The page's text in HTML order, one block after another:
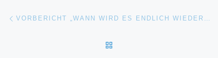
Beitragsnavigation VORBERICHT „WANN WIRD ES ENDLICH WIEDER SO, WIE ES NIE WAR“